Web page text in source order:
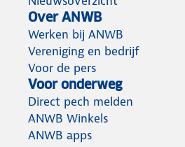
Over ANWB
Werken bij ANWB
Vereniging en bedrijf
Voor de pers
Voor onderweg
Direct pech melden
ANWB Winkels
ANWB apps